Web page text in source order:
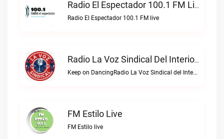
Radio El Espectador 100.1 FM Live
Radio El Espectador 100.1 FM live
Radio La Voz Sindical Del Interior Live
Keep on DancingRadio La Voz Sindical del Interior live
FM Estilo Live
FM Estilo live